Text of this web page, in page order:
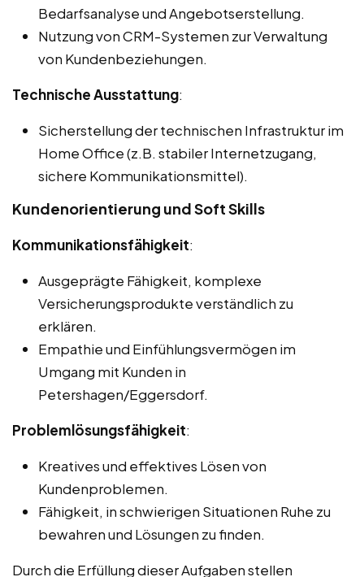
Bedarfsanalyse und Angebotserstellung.
Nutzung von CRM-Systemen zur Verwaltung
von Kundenbeziehungen.
Technische Ausstattung:
Sicherstellung der technischen Infrastruktur im
Home Office (z.B. stabiler Internetzugang,
sichere Kommunikationsmittel).
Kundenorientierung und Soft Skills
Kommunikationsfähigkeit:
Ausgeprägte Fähigkeit, komplexe
Versicherungsprodukte verständlich zu
erklären.
Empathie und Einfühlungsvermögen im
Umgang mit Kunden in
Petershagen/Eggersdorf.
Problemlösungsfähigkeit:
Kreatives und effektives Lösen von
Kundenproblemen.
Fähigkeit, in schwierigen Situationen Ruhe zu
bewahren und Lösungen zu finden.
Durch die Erfüllung dieser Aufgaben stellen